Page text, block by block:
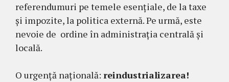
referendumuri pe temele esențiale, de la taxe
și impozite, la politica externă. Pe urmă, este
nevoie de ordine în administrația centrală și
locală.
O urgență națională: reindustrializarea!